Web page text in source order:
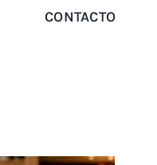
CONTACTO